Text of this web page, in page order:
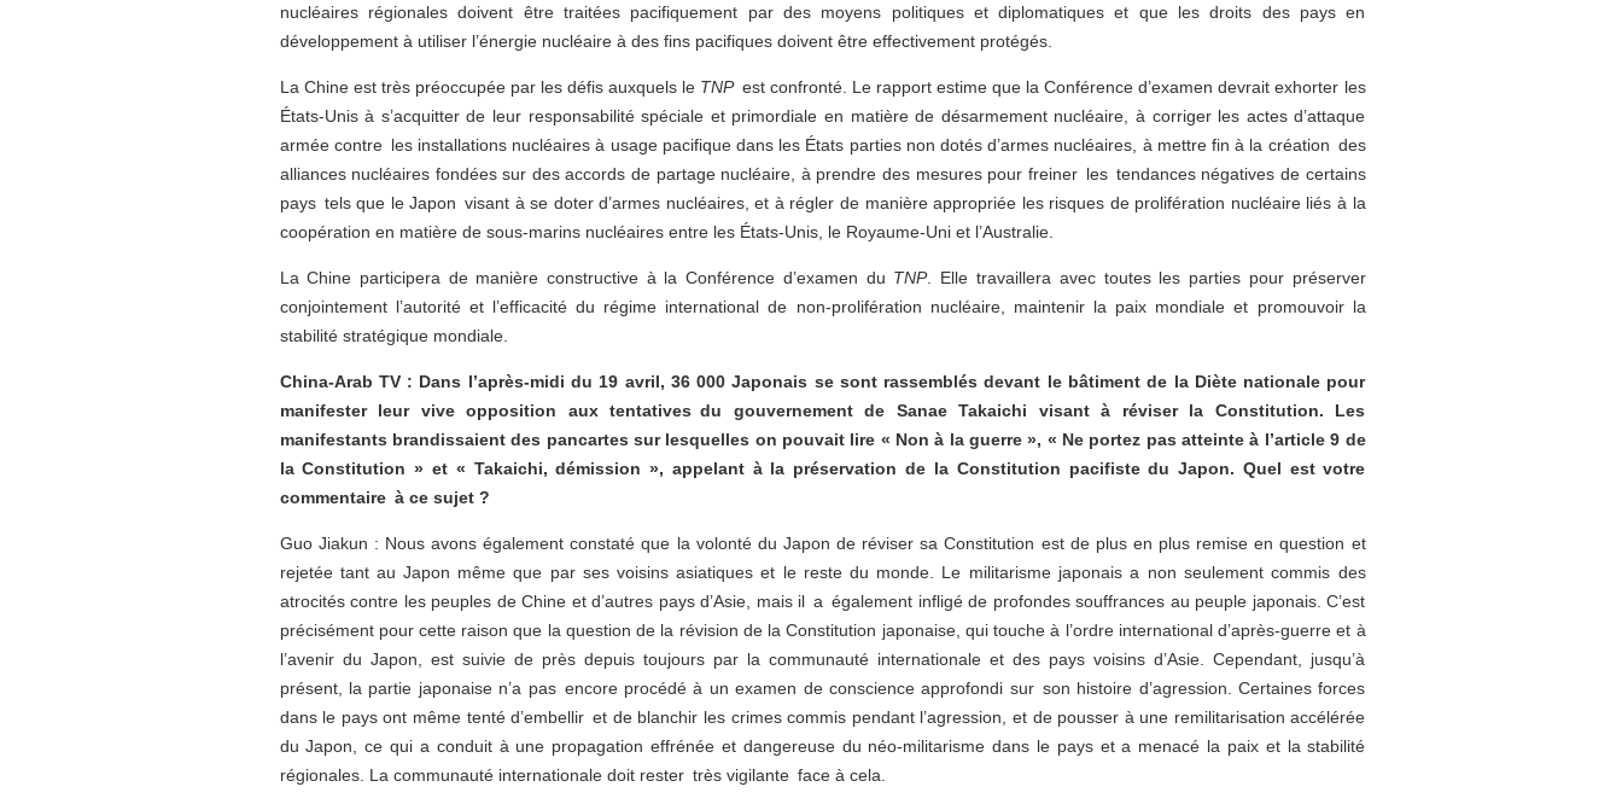
nucléaires régionales doivent être traitées pacifiquement par des moyens politiques et diplomatiques et que les droits des pays en
développement à utiliser l’énergie nucléaire à des fins pacifiques doivent être effectivement protégés.
La Chine est très préoccupée par les défis auxquels le TNPest confronté. Le rapport estime que la Conférence d’examen devrait exhorter les
États-Unis à s’acquitter de leur responsabilité spéciale et primordiale en matière de désarmement nucléaire, à corriger les actes d’attaque
armée contre les installations nucléaires à usage pacifique dans les États parties non dotés d’armes nucléaires, à mettre fin à la création des
alliances nucléaires fondées sur des accords de partage nucléaire, à prendre des mesures pour freiner les tendances négatives de certains
pays tels que le Japon visant à se doter d’armes nucléaires, et à régler de manière appropriée les risques de prolifération nucléaire liés à la
coopération en matière de sous-marins nucléaires entre les États-Unis, le Royaume-Uni et l’Australie.
La Chine participera de manière constructive à la Conférence d’examen du TNP. Elle travaillera avec toutes les parties pour préserver
conjointement l’autorité et l’efficacité du régime international de non-prolifération nucléaire, maintenir la paix mondiale et promouvoir la
stabilité stratégique mondiale.
China-Arab TV : Dans l’après-midi du 19 avril, 36 000 Japonais se sont rassemblés devant le bâtiment de la Diète nationale pour
manifester leur vive opposition aux tentatives du gouvernement de Sanae Takaichi visant à réviser la Constitution. Les
manifestants brandissaient des pancartes sur lesquelles on pouvait lire « Non à la guerre », « Ne portez pas atteinte à l’article 9 de
la Constitution » et « Takaichi, démission », appelant à la préservation de la Constitution pacifiste du Japon. Quel est votre
commentaire à ce sujet ?
Guo Jiakun : Nous avons également constaté que la volonté du Japon de réviser sa Constitution est de plus en plus remise en question et
rejetée tant au Japon même que par ses voisins asiatiques et le reste du monde. Le militarisme japonais a non seulement commis des
atrocités contre les peuples de Chine et d’autres pays d’Asie, mais il a également infligé de profondes souffrances au peuple japonais. C’est
précisément pour cette raison que la question de la révision de la Constitution japonaise, qui touche à l’ordre international d’après-guerre et à
l’avenir du Japon, est suivie de près depuis toujours par la communauté internationale et des pays voisins d’Asie. Cependant, jusqu’à
présent, la partie japonaise n’a pas encore procédé à un examen de conscience approfondi sur son histoire d’agression. Certaines forces
dans le pays ont même tenté d’embellir et de blanchir les crimes commis pendant l’agression, et de pousser à une remilitarisation accélérée
du Japon, ce qui a conduit à une propagation effrénée et dangereuse du néo-militarisme dans le pays et a menacé la paix et la stabilité
régionales. La communauté internationale doit rester très vigilante face à cela.